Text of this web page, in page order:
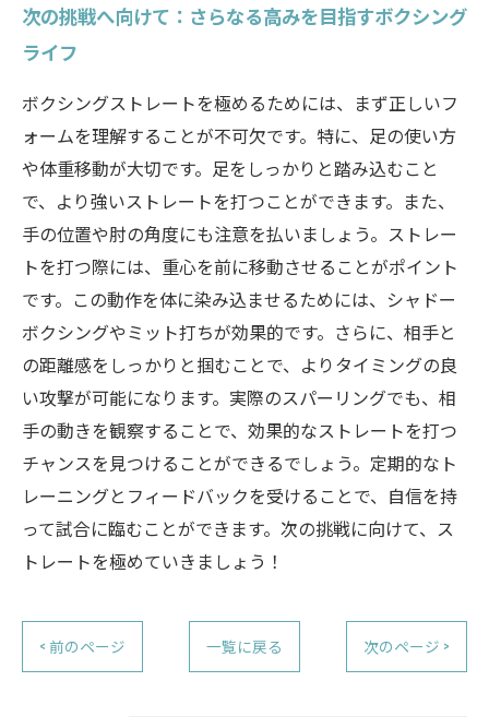
次の挑戦へ向けて：さらなる高みを目指すボクシング
ライフ
ボクシングストレートを極めるためには、まず正しいフ
ォームを理解することが不可欠です。特に、足の使い方
や体重移動が大切です。足をしっかりと踏み込むこと
で、より強いストレートを打つことができます。また、
手の位置や肘の角度にも注意を払いましょう。ストレー
トを打つ際には、重心を前に移動させることがポイント
です。この動作を体に染み込ませるためには、シャドー
ボクシングやミット打ちが効果的です。さらに、相手と
の距離感をしっかりと掴むことで、よりタイミングの良
い攻撃が可能になります。実際のスパーリングでも、相
手の動きを観察することで、効果的なストレートを打つ
チャンスを見つけることができるでしょう。定期的なト
レーニングとフィードバックを受けることで、自信を持
って試合に臨むことができます。次の挑戦に向けて、ス
トレートを極めていきましょう！
< 前のページ 一覧に戻る 次のページ >